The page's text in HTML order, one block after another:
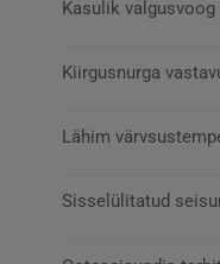
Kasulik valgusvoog
Kiirgusnurga
Lähim
Sisselülitatud